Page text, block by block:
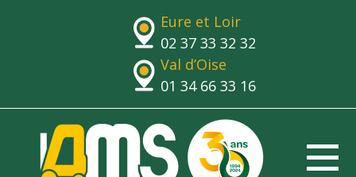
Eure et Loir
02 37 33 32 32
Val d’Oise
01 34 66 33 16